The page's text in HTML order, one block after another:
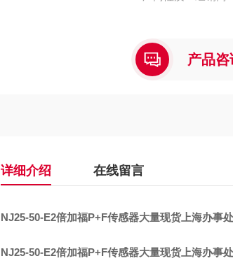
产品咨
详细介绍 在线留言
NJ25-50-E2倍加福P+F传感器大量现货上海办事处
NJ25-50-E2倍加福P+F传感器大量现货上海办事处